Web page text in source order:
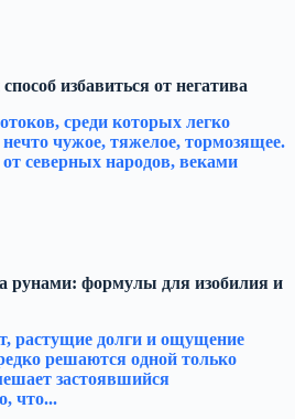
избавиться от негатива
среди которых легко
нечто чужое, тяжелое, тормозящее.
северных народов, веками
рунами: формулы для изобилия и
растущие долги и ощущение
решаются одной только
застоявшийся
что...